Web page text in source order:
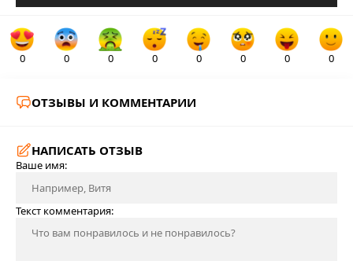
0 0 0 0 0 0 0 0
ОТЗЫВЫ И КОММЕНТАРИИ
НАПИСАТЬ ОТЗЫВ
Ваше имя:
Текст комментария: